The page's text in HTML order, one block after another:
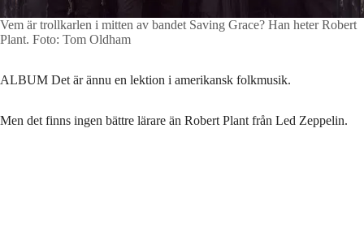
Vem är trollkarlen i mitten av bandet Saving Grace? Han heter Robert
Plant. Foto: Tom Oldham
ALBUM Det är ännu en lektion i amerikansk folkmusik.
Men det finns ingen bättre lärare än Robert Plant från Led Zeppelin.